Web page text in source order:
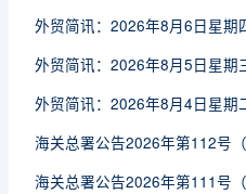
外贸简讯：2026年8月6日星期
外贸简讯：2026年8月5日星期
外贸简讯：2026年8月4日星期